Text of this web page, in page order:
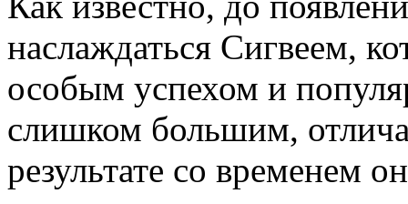
наслаждаться Сигвеем,
особым успехом и
слишком большим,
результате со временем